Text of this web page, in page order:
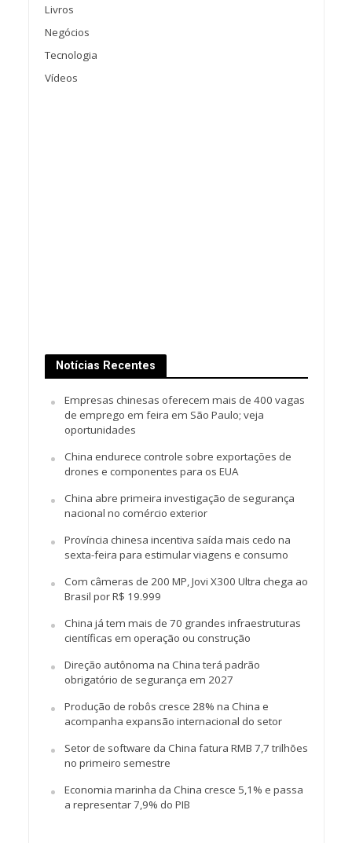
Livros
Negócios
Tecnologia
Vídeos
Notícias Recentes
Empresas chinesas oferecem mais de 400 vagas
de emprego em feira em São Paulo; veja
oportunidades
China endurece controle sobre exportações de
drones e componentes para os EUA
China abre primeira investigação de segurança
nacional no comércio exterior
Província chinesa incentiva saída mais cedo na
sexta-feira para estimular viagens e consumo
Com câmeras de 200 MP, Jovi X300 Ultra chega ao
Brasil por R$ 19.999
China já tem mais de 70 grandes infraestruturas
científicas em operação ou construção
Direção autônoma na China terá padrão
obrigatório de segurança em 2027
Produção de robôs cresce 28% na China e
acompanha expansão internacional do setor
Setor de software da China fatura RMB 7,7 trilhões
no primeiro semestre
Economia marinha da China cresce 5,1% e passa
a representar 7,9% do PIB